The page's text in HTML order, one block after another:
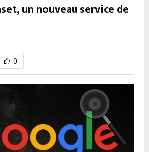
un nouveau service de
0